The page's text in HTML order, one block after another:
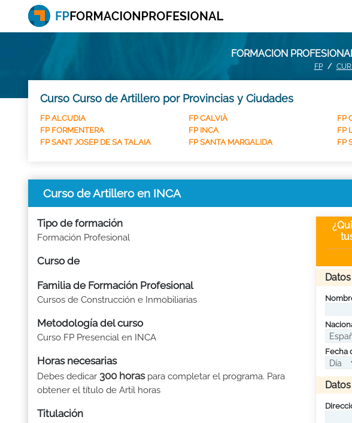
FORMACION
FP
Curso Curso de Artillero por Provincias y Ciudades
FP ALCUDIA FP CALVIÀ FP
FP FORMENTERA
FP INCA FP
FP SANT JOSEP DE SA TALAIA
FP SANTA MARGALIDA FP
Curso de Artillero en INCA
Tipo de formación
Formación Profesional
Curso de
Familia de Formación Profesional
Cursos de Construcción e Inmobiliarias
Metodología del curso
Curso FP Presencial en INCA
Horas necesarias
Debes dedicar 300 horas para completar el programa. Para
obtener el título de Artil horas
Titulación
Fecha